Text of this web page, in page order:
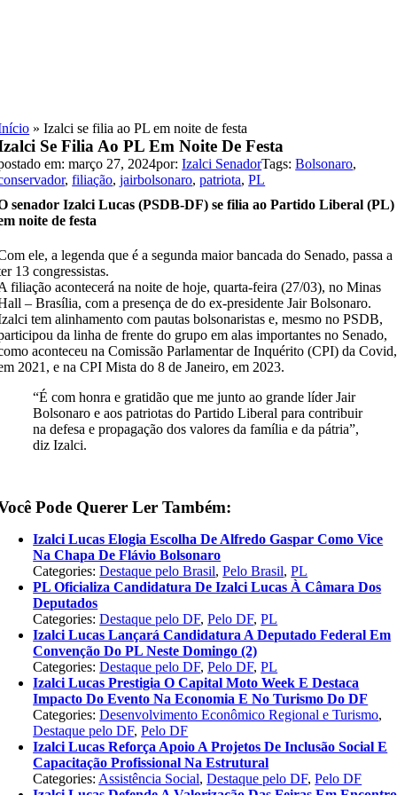
»Izalci se filia ao PL em noite de festa
Se Filia Ao PL Em Noite De Festa
em: março 27, 2024por:Izalci SenadorTags:Bolsonaro,
,filiação,jairbolsonaro,patriota,PL
senador Izalci Lucas (PSDB-DF) se filia ao Partido Liberal (PL)
noite de festa
ele, a legenda que é a segunda maior bancada do Senado, passa a
13 congressistas.
filiação acontecerá na noite de hoje, quarta-feira (27/03), no Minas
– Brasília, com a presença de do ex-presidente Jair Bolsonaro.
tem alinhamento com pautas bolsonaristas e, mesmo no PSDB,
da linha de frente do grupo em alas importantes no Senado,
aconteceu na Comissão Parlamentar de Inquérito (CPI) da Covid,
2021, e na CPI Mista do 8 de Janeiro, em 2023.
“É com honra e gratidão que me junto ao grande líder Jair
Bolsonaro e aos patriotas do Partido Liberal para contribuir
na defesa e propagação dos valores da família e da pátria”,
diz Izalci.
Pode Querer Ler Também:
Izalci Lucas Elogia Escolha De Alfredo Gaspar Como Vice
Na Chapa De Flávio Bolsonaro
Categories:Destaque pelo Brasil,Pelo Brasil,PL
PL Oficializa Candidatura De Izalci Lucas À Câmara Dos
Deputados
Categories:Destaque pelo DF,Pelo DF,PL
Izalci Lucas Lançará Candidatura A Deputado Federal Em
Convenção Do PL Neste Domingo (2)
Categories:Destaque pelo DF,Pelo DF,PL
Izalci Lucas Prestigia O Capital Moto Week E Destaca
Impacto Do Evento Na Economia E No Turismo Do DF
Categories:Desenvolvimento Econômico Regional e Turismo,
Destaque pelo DF,Pelo DF
Izalci Lucas Reforça Apoio A Projetos De Inclusão Social E
Capacitação Profissional Na Estrutural
Categories: Assistência Social,Destaque pelo DF,Pelo DF